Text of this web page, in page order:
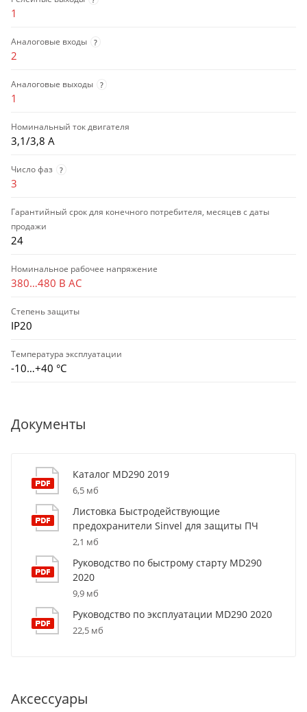
1
Аналоговые входы ?
2
Аналоговые выходы ?
1
Номинальный ток двигателя
3,1/3,8 А
Число фаз ?
3
Гарантийный срок для конечного потребителя, месяцев с даты
продажи
24
Номинальное рабочее напряжение
380…480 В AC
Степень защиты
IP20
Температура эксплуатации
-10…+40 °С
Документы
Каталог MD290 2019
6,5 мб
Листовка Быстродействующие
предохранители Sinvel для защиты ПЧ
2,1 мб
Руководство по быстрому старту MD290
2020
9,9 мб
Руководство по эксплуатации MD290 2020
22,5 мб
Аксессуары